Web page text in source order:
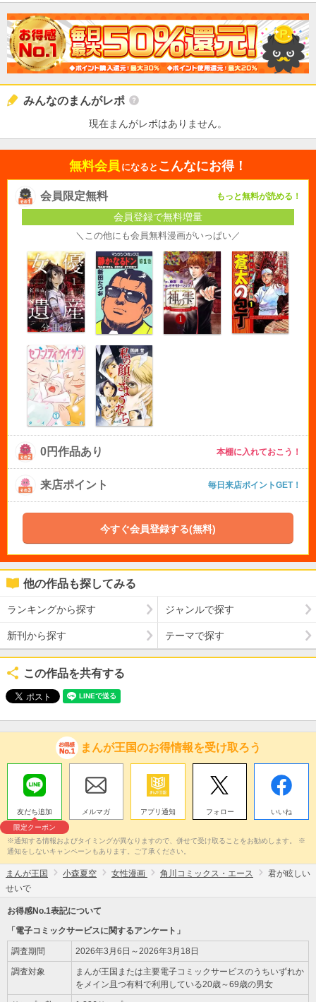
みんなのまんがレポ
現在まんがレポはありません。
無料会員 になると こんなにお得！
会員限定無料 もっと無料が読める！
会員登録で無料増量
＼この他にも会員無料漫画がいっぱい／
0円作品あり 本棚に入れておこう！
来店ポイント 毎日来店ポイントGET！
今すぐ会員登録する(無料)
他の作品も探してみる
ランキングから探す ジャンルで探す
新刊から探す テーマで探す
この作品を共有する
まんが王国のお得情報を受け取ろう
友だち追加
限定クーポン
メルマガ アプリ通知 フォロー いいね
※通知する情報およびタイミングが異なりますので、併せて受け取ることをお勧めします。 ※
通知をしないキャンペーンもあります。ご了承ください。
まんが王国 小森夏空 女性漫画 角川コミックス・エース
君が眩しい
せいで
お得感No.1表記について
「電子コミックサービスに関するアンケート」
調査期間 2026年3月6日～2026年3月18日
調査対象
まんが王国または主要電子コミックサービスのうちいずれか
をメイン且つ有料で利用している20歳～69歳の男女